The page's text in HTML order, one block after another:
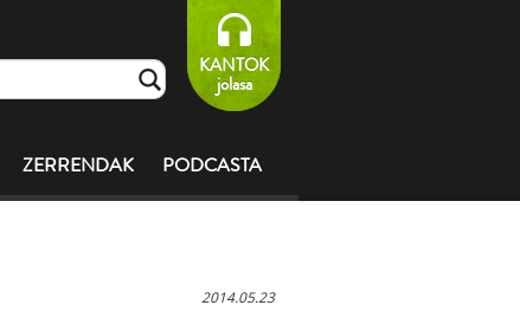
KANTOK
jolasa
ZERRENDAK PODCASTA
2014.05.23